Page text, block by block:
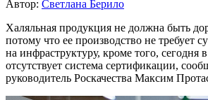
Автор: Светлана Берило
Халяльная продукция не должна быть
потому что ее производство не требует
на инфраструктуру, кроме того, сегодня
отсутствует система сертификации,
руководитель Роскачества Максим